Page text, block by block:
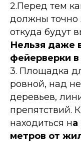
2.Перед тем
должны точно
откуда будут
Нельзя даже
фейерверки в
3. Площадка
ровной, над
деревьев,
препятствий.
находиться на
метров от